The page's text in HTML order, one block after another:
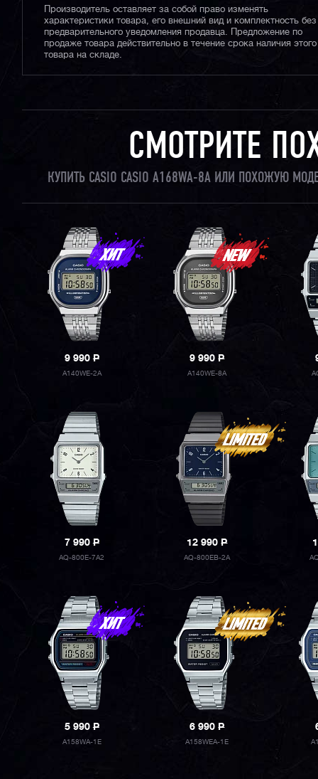
Производитель оставляет за собой право изменять
характеристики товара, его внешний вид и комплектность без
предварительного уведомления продавца. Предложение по
продаже товара действительно в течение срока наличия этого
товара на складе.
СМОТРИТЕ
КУПИТЬ CASIO CASIO A168WA-8A ИЛИ ПОХОЖУЮ
9 990P
A140WE-2A
9 990P
A140WE-8A
7 990P
AQ-800E-7A2
12 990P
AQ-800EB-2A
5 990P
A158WA-1E
6 990P
A158WEA-1E